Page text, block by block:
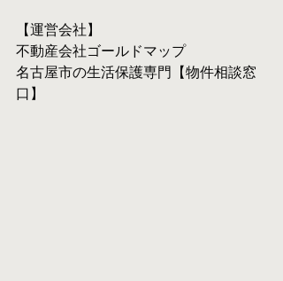
【運営会社】
不動産会社ゴールドマップ
名古屋市の生活保護専門【物件相談窓
口】